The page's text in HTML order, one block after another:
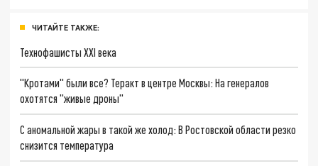
ЧИТАЙТЕ ТАКЖЕ:
Технофашисты XXI века
"Кротами" были все? Теракт в центре Москвы: На генералов
охотятся "живые дроны"
С аномальной жары в такой же холод: В Ростовской области резко
снизится температура